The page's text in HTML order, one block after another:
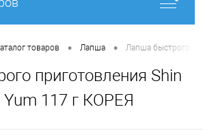
товаров • Лапша • Лапша быстрого
приготовления Shin
Yum 117 г КОРЕЯ